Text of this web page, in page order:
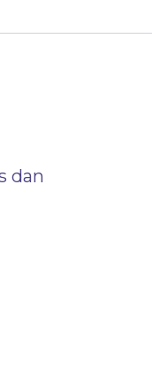
dan